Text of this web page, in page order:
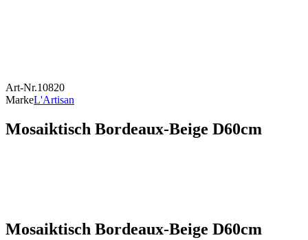
Art-Nr.10820
MarkeL'Artisan
Mosaiktisch Bordeaux-Beige D60cm
Mosaiktisch Bordeaux-Beige D60cm